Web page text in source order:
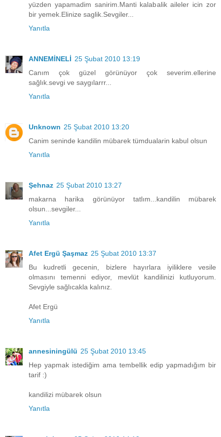
yüzden yapamadim sanirim.Manti kalabalik aileler icin zor
bir yemek.Elinize saglik.Sevgiler...
Yanıtla
ANNEMİNELİ 25 Şubat 2010 13:19
Canım çok güzel görünüyor çok severim.ellerine
sağlık.sevgi ve saygılarrr...
Yanıtla
Unknown 25 Şubat 2010 13:20
Canim seninde kandilin mübarek tümdualarin kabul olsun
Yanıtla
Şehnaz 25 Şubat 2010 13:27
makarna harika görünüyor tatlım...kandilin mübarek
olsun...sevgiler...
Yanıtla
Afet Ergü Şaşmaz 25 Şubat 2010 13:37
Bu kudretli gecenin, bizlere hayırlara iyiliklere vesile
olmasını temenni ediyor, mevlüt kandilinizi kutluyorum.
Sevgiyle sağlıcakla kalınız.
Afet Ergü
Yanıtla
annesiningülü 25 Şubat 2010 13:45
Hep yapmak istediğim ama tembellik edip yapmadığım bir
tarif :)
kandilizi mübarek olsun
Yanıtla